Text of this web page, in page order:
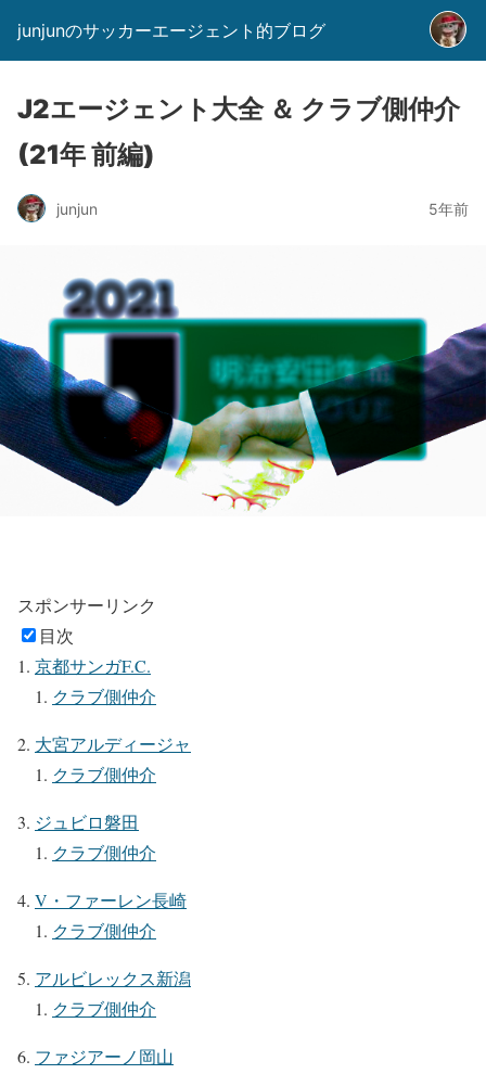
junjunのサッカーエージェント的ブログ
J2エージェント大全 ＆ クラブ側仲介
(21年 前編)
junjun 5年前
スポンサーリンク
目次
京都サンガF.C.
クラブ側仲介
大宮アルディージャ
クラブ側仲介
ジュビロ磐田
クラブ側仲介
V・ファーレン長崎
クラブ側仲介
アルビレックス新潟
クラブ側仲介
ファジアーノ岡山